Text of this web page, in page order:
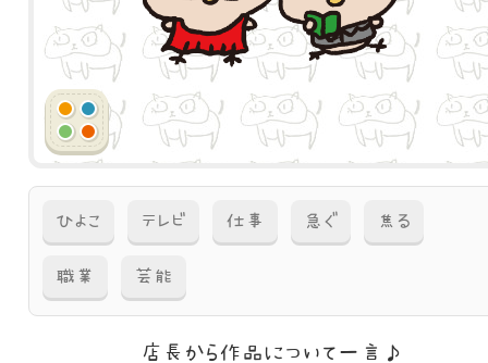
ひよこ テレビ 仕事 急ぐ 焦る
職業 芸能
店長から作品に ついて一言♪